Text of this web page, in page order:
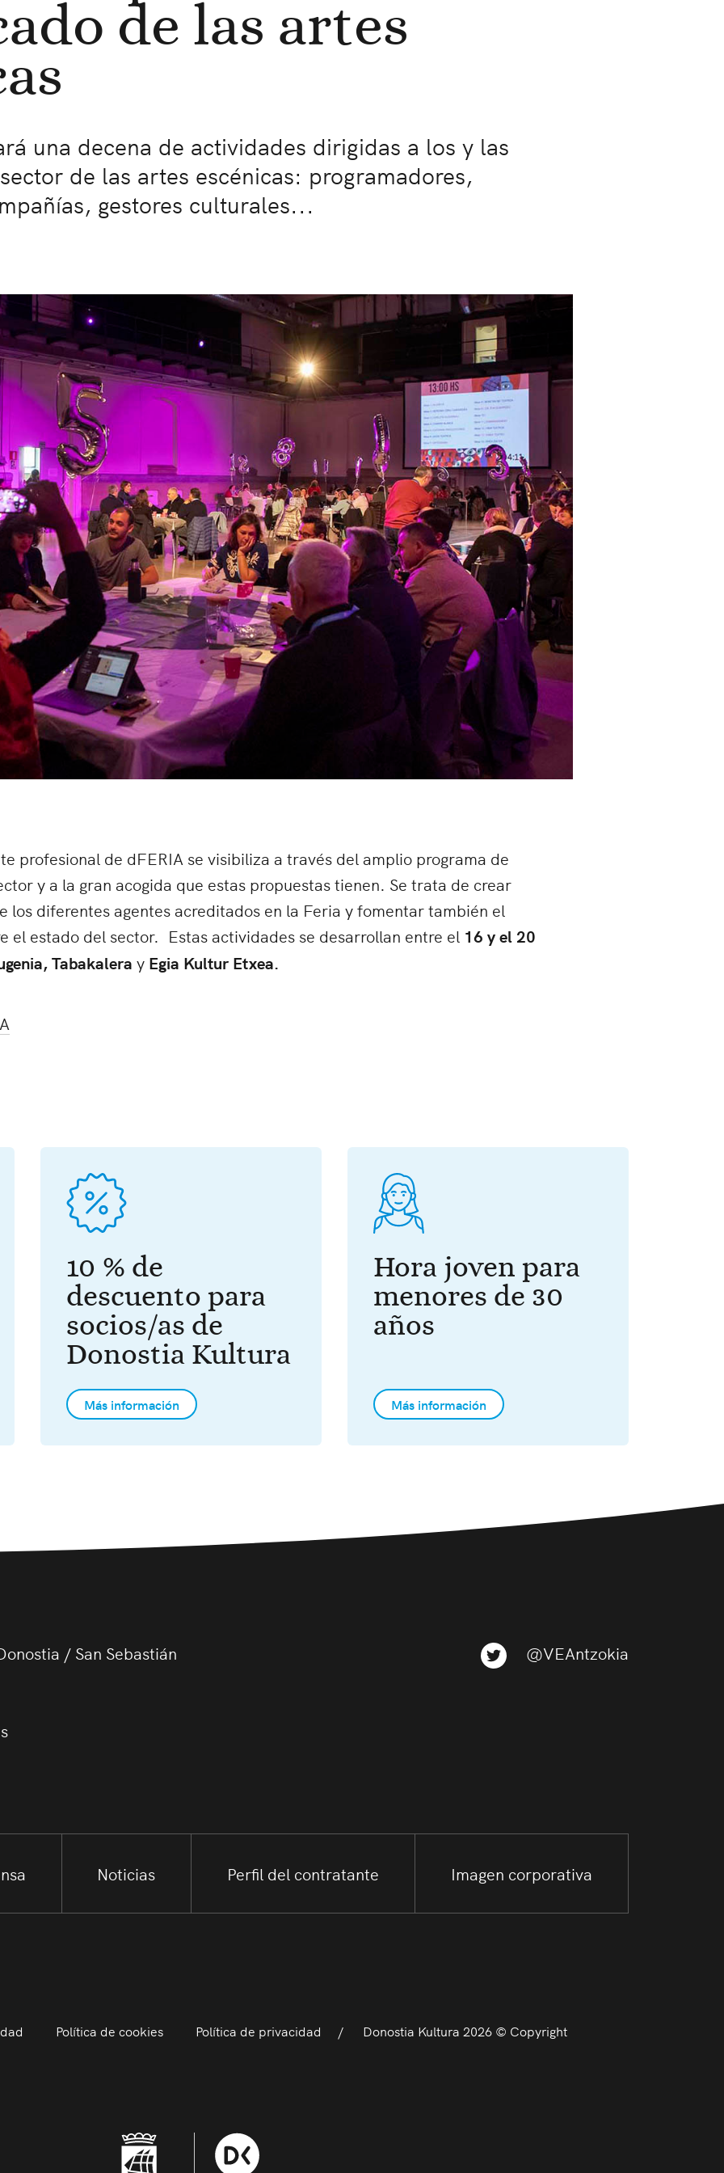
de las artes
una decena de actividades dirigidas a los y las
de las artes escénicas: programadores,
gestores culturales...
profesional de dFERIA se visibiliza a través del amplio programa de
y a la gran acogida que estas propuestas tienen. Se trata de crear
los diferentes agentes acreditados en la Feria y fomentar también el
el estado del sector. Estas actividades se desarrollan entre el 16 y el 20
Tabakalera y Egia Kultur Etxea.
10 % de
descuento para
socios/as de
Donostia Kultura
Más información
Hora joven para
menores de 30
años
Más información
/ San Sebastián @VEAntzokia
Noticias Perfil del contratante Imagen corporativa
Política de cookies Política de privacidad Donostia Kultura 2026 © Copyright